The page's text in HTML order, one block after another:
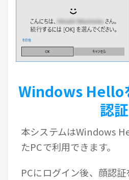
Windows Hello
認証
本システムはWindows
たPCで利用できます。
PCにログイン後、顔認